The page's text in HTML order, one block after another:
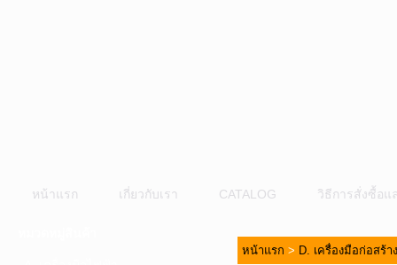
หน้าแรก เกี่ยวกับเรา CATALOG วิธีการสั่งซื้อแ
หน้าแรก > D. เครื่องมือก่อสร้